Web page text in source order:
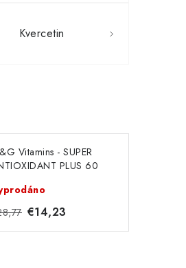
Kvercetin
Vitamins - SUPER
PLUS 60
€14,23